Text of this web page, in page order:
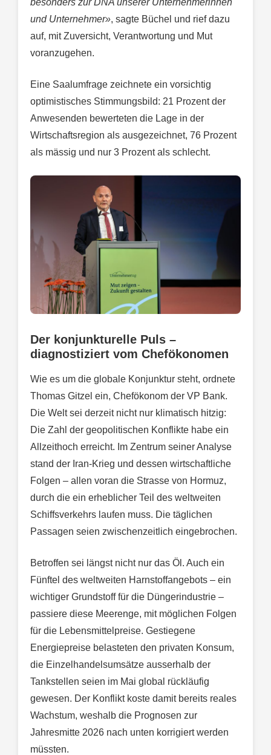
besonders zur DNA unserer Unternehmerinnen
und Unternehmer», sagte Büchel und rief dazu
auf, mit Zuversicht, Verantwortung und Mut
voranzugehen.
Eine Saalumfrage zeichnete ein vorsichtig
optimistisches Stimmungsbild: 21 Prozent der
Anwesenden bewerteten die Lage in der
Wirtschaftsregion als ausgezeichnet, 76 Prozent
als mässig und nur 3 Prozent als schlecht.
Der konjunkturelle Puls –
diagnostiziert vom Chefökonomen
Wie es um die globale Konjunktur steht, ordnete
Thomas Gitzel ein, Chefökonom der VP Bank.
Die Welt sei derzeit nicht nur klimatisch hitzig:
Die Zahl der geopolitischen Konflikte habe ein
Allzeithoch erreicht. Im Zentrum seiner Analyse
stand der Iran-Krieg und dessen wirtschaftliche
Folgen – allen voran die Strasse von Hormuz,
durch die ein erheblicher Teil des weltweiten
Schiffsverkehrs laufen muss. Die täglichen
Passagen seien zwischenzeitlich eingebrochen.
Betroffen sei längst nicht nur das Öl. Auch ein
Fünftel des weltweiten Harnstoffangebots – ein
wichtiger Grundstoff für die Düngerindustrie –
passiere diese Meerenge, mit möglichen Folgen
für die Lebensmittelpreise. Gestiegene
Energiepreise belasteten den privaten Konsum,
die Einzelhandelsumsätze ausserhalb der
Tankstellen seien im Mai global rückläufig
gewesen. Der Konflikt koste damit bereits reales
Wachstum, weshalb die Prognosen zur
Jahresmitte 2026 nach unten korrigiert werden
müssten.